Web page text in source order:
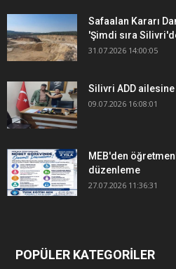
Safaalan Kararı
'Şimdi sıra
31.07.2026 14:00:05
Silivri ADD
09.07.2026 16:08:01
MEB'den
düzenleme
27.07.2026 11:36:31
POPÜLER KATEGORİLER